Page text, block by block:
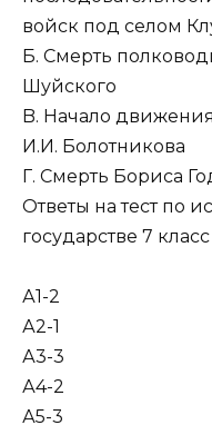
войск под селом
Б. Смерть
Шуйского
B. Начало
И.И. Болотникова
Г. Смерть Бориса
Ответы на тест по
государстве 7 класс
А1-2
А2-1
А3-3
А4-2
А5-3